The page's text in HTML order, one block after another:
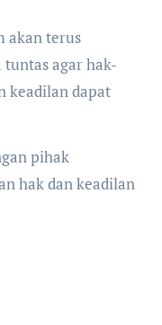
akan terus
agar hak-
keadilan dapat
pihak
hak dan keadilan